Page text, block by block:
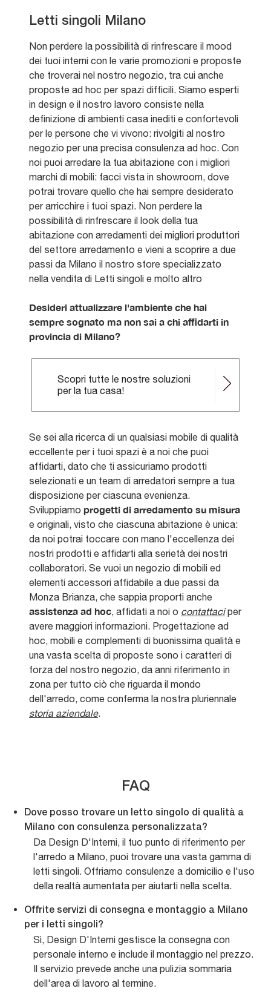
Letti singoli Milano
Non perdere la possibilità di rinfrescare il mood
dei tuoi interni con le varie promozioni e proposte
che troverai nel nostro negozio, tra cui anche
proposte ad hoc per spazi difficili. Siamo esperti
in design e il nostro lavoro consiste nella
definizione di ambienti casa inediti e confortevoli
per le persone che vi vivono: rivolgiti al nostro
negozio per una precisa consulenza ad hoc. Con
noi puoi arredare la tua abitazione con i migliori
marchi di mobili: facci vista in showroom, dove
potrai trovare quello che hai sempre desiderato
per arricchire i tuoi spazi. Non perdere la
possibilità di rinfrescare il look della tua
abitazione con arredamenti dei migliori produttori
del settore arredamento e vieni a scoprire a due
passi da Milano il nostro store specializzato
nella vendita di Letti singoli e molto altro
Desideri attualizzare l'ambiente che hai
sempre sognato ma non sai a chi affidarti in
provincia di Milano?
Scopri tutte le nostre soluzioni
per la tua casa!
Se sei alla ricerca di un qualsiasi mobile di qualità
eccellente per i tuoi spazi è a noi che puoi
affidarti, dato che ti assicuriamo prodotti
selezionati e un team di arredatori sempre a tua
disposizione per ciascuna evenienza.
Sviluppiamo progetti di arredamento su misura
e originali, visto che ciascuna abitazione è unica:
da noi potrai toccare con mano l'eccellenza dei
nostri prodotti e affidarti alla serietà dei nostri
collaboratori. Se vuoi un negozio di mobili ed
elementi accessori affidabile a due passi da
Monza Brianza, che sappia proporti anche
assistenza ad hoc, affidati a noi o contattaciper
avere maggiori informazioni. Progettazione ad
hoc, mobili e complementi di buonissima qualità e
una vasta scelta di proposte sono i caratteri di
forza del nostro negozio, da anni riferimento in
zona per tutto ciò che riguarda il mondo
dell'arredo, come conferma la nostra pluriennale
storia aziendale.
FAQ
Dove posso trovare un letto singolo di qualità a
Milano con consulenza personalizzata?
Da Design D'Interni, il tuo punto di riferimento per
l'arredo a Milano, puoi trovare una vasta gamma di
letti singoli. Offriamo consulenze a domicilio e l'uso
della realtà aumentata per aiutarti nella scelta.
Offrite servizi di consegna e montaggio a Milano
per i letti singoli?
Sì, Design D'Interni gestisce la consegna con
personale interno e include il montaggio nel prezzo.
Il servizio prevede anche una pulizia sommaria
dell'area di lavoro al termine.